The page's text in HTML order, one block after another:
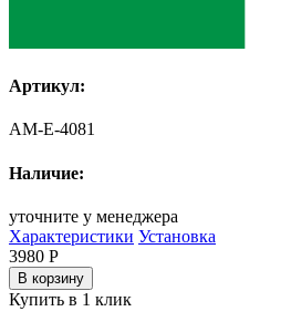
Артикул:
AM-E-4081
Наличие:
уточните у менеджера
Характеристики Установка
3980 Р
В корзину
Купить в 1 клик